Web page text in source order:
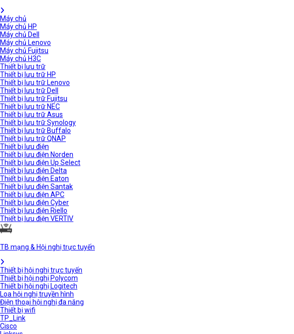
Máy chủ
Máy chủ HP
Máy chủ Dell
Máy chủ Lenovo
Máy chủ Fujitsu
Máy chủ H3C
Thiết bị lưu trữ
Thiết bị lưu trữ HP
Thiết bị lưu trữ Lenovo
Thiết bị lưu trữ Dell
Thiết bị lưu trữ Fujitsu
Thiết bị lưu trữ NEC
Thiết bị lưu trữ Asus
Thiết bị lưu trữ Synology
Thiết bị lưu trữ Buffalo
Thiết bị lưu trữ QNAP
Thiết bị lưu điện
Thiết bị lưu điện Norden
Thiết bị lưu điện Up Select
Thiết bị lưu điện Delta
Thiết bị lưu điện Eaton
Thiết bị lưu điện Santak
Thiết bị lưu điện APC
Thiết bị lưu điện Cyber
Thiết bị lưu điện Riello
Thiết bị lưu điện VERTIV
TB mạng & Hội nghị trực tuyến
Thiết bị hội nghị trực tuyến
Thiết bị hội nghị Polycom
Thiết bị hội nghị Logitech
Loa hội nghị truyền hình
Điện thoại hội nghị đa năng
Thiết bị wifi
TP_Link
Cisco